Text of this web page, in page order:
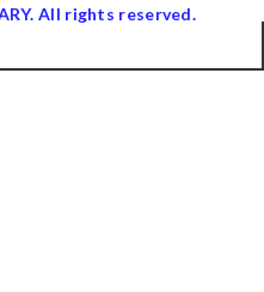
All rights reserved.